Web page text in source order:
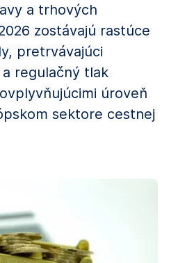
a trhových
zostávajú rastúce
pretrvávajúci
regulačný tlak
úroveň
sektore cestnej